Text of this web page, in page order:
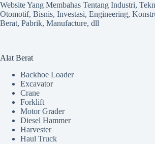
Website Yang Membahas Tentang Industri,
Otomotif, Bisnis, Investasi, Engineering,
Berat, Pabrik, Manufacture, dll
Alat Berat
Backhoe Loader
Excavator
Crane
Forklift
Motor Grader
Diesel Hammer
Harvester
Haul Truck